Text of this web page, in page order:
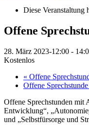
Diese Veranstaltung
Offene
28. März 2023-12:00 -
Kostenlos
« Offene
Offene
Offene Sprechstunden mit
Entwicklung“,
und „Selbstfürsorge und